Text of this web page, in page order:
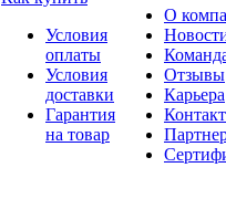
Условия
оплаты
Условия
доставки
Гарантия
на товар
О
Отзывы
Карьера